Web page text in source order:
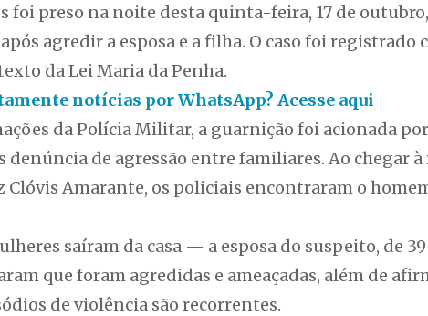
foi preso na noite desta quinta-feira, 17 de
agredir a esposa e a filha. O caso foi registrado
da Lei Maria da Penha.
notícias por WhatsApp? Acesse aqui
da Polícia Militar, a guarnição foi acionada
denúncia de agressão entre familiares. Ao chegar
Clóvis Amarante, os policiais encontraram o
saíram da casa — a esposa do suspeito, de
que foram agredidas e ameaçadas, além de
de violência são recorrentes.